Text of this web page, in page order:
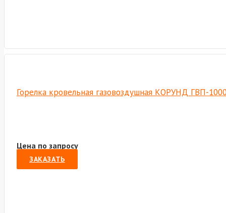
Горелка кровельная газовоздушная КОРУНД ГВП-
Цена по запросу
ЗАКАЗАТЬ